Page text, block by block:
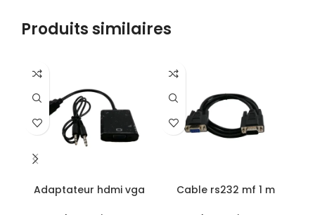
Produits similaires
Adaptateur hdmi vga Cable rs232 mf 1 m